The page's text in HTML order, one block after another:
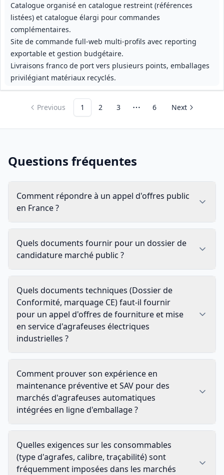
Catalogue organisé en catalogue restreint (références
listées) et catalogue élargi pour commandes
complémentaires.
Site de commande full‑web multi‑profils avec reporting
exportable et gestion budgétaire.
Livraisons franco de port vers plusieurs points, emballages
privilégiant matériaux recyclés.
Previous 1 2 3 More pages
6 Next
Questions fréquentes
Comment répondre à un appel d'offres public
en France ?
Quels documents fournir pour un dossier de
candidature marché public ?
Quels documents techniques (Dossier de
Conformité, marquage CE) faut-il fournir
pour un appel d'offres de fourniture et mise
en service d'agrafeuses électriques
industrielles ?
Comment prouver son expérience en
maintenance préventive et SAV pour des
marchés d'agrafeuses automatiques
intégrées en ligne d'emballage ?
Quelles exigences sur les consommables
(type d'agrafes, calibre, traçabilité) sont
fréquemment imposées dans les marchés